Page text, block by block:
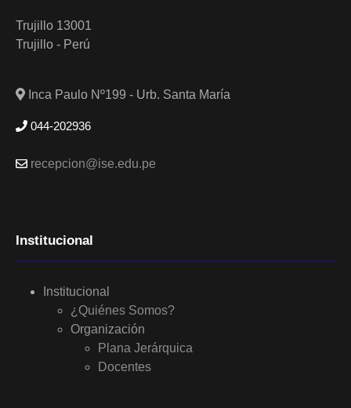
Trujillo 13001
Trujillo - Perú
Inca Paulo Nº199 - Urb. Santa María
044-202936
recepcion@ise.edu.pe
Institucional
Institucional
¿Quiénes Somos?
Organización
Plana Jerárquica
Docentes